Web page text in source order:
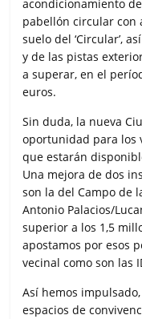
acondicionamiento
pabellón circular con
suelo del ‘Circular’,
y de las pistas
a superar, en el
euros.
Sin duda, la nueva
oportunidad para los
que estarán
Una mejora de dos
son la del Campo de
Antonio Palacios/
superior a los 1,5
apostamos por esos
vecinal como son las
Así hemos
espacios de